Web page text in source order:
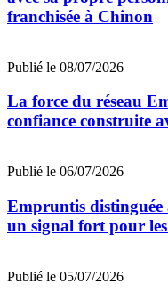
franchisée à Chinon
Publié le 08/07/2026
La force du réseau
confiance construite
Publié le 06/07/2026
Empruntis
un signal fort pour
Publié le 05/07/2026